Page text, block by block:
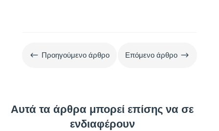
# Προηγούμενο άρθρο Επόμενο άρθρο $
Αυτά τα άρθρα μπορεί επίσης να σε
ενδιαφέρουν